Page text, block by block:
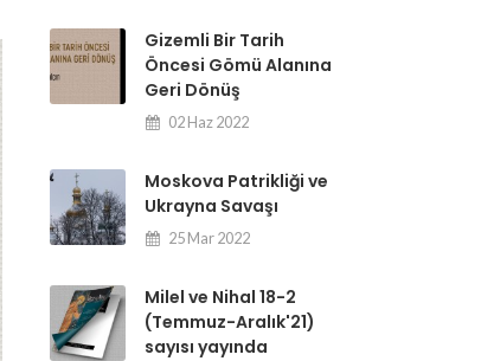
Gizemli Bir Tarih
Öncesi Gömü Alanına
Geri Dönüş
02 Haz 2022
Moskova Patrikliği ve
Ukrayna Savaşı
25 Mar 2022
Milel ve Nihal 18-2
(Temmuz-Aralık'21)
sayısı yayında